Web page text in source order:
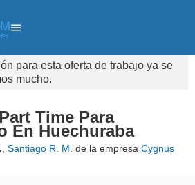
para esta oferta de trabajo ya se
mucho.
Time Para
En Huechuraba
Santiago R. M. de la empresa Cygnus